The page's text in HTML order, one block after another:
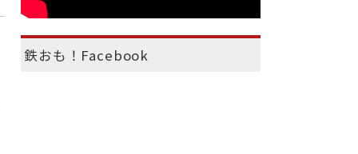
鉄おも！Facebook